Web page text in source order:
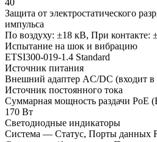
Защита от электростатического
импульса
По воздуху: ±18 кВ, При контакте:
Испытание на шок и вибрацию
ETSI300-019-1.4 Standard
Источник питания
Внешний адаптер AC/DC (входит в
Источник постоянного тока
Суммарная мощность раздачи PoE
170 Вт
Светодиодные индикаторы
Система — Статус, Порты данных